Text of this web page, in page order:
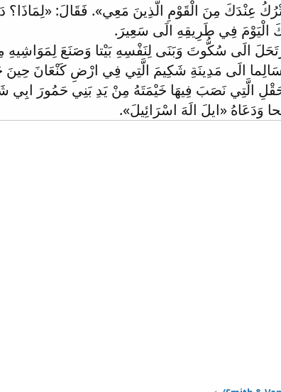
عِنْدَكَ مِنَ الْقَوْمِ الَّذِينَ مَعِي». فَقَالَ:
الْيَوْمَ فِي طَرِيقِهِ الَى سَعِيرَ.
الَى سُكُّوتَ وَبَنَى لِنَفْسِهِ بَيْتا وَصَنَعَ
الَى مَدِينَةِ شَكِيمَ الَّتِي فِي ارْضِ كَنْعَانَ حِينَ
الَّتِي نَصَبَ فِيهَا خَيْمَتَهُ مِنْ يَدِ بَنِي حَمُورَ
وَدَعَاهُ «ايلَ الَهَ اسْرَائِيلَ».